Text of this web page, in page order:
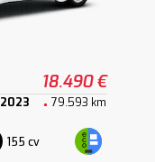
18.490 €
2023 79.593 km
155 cv